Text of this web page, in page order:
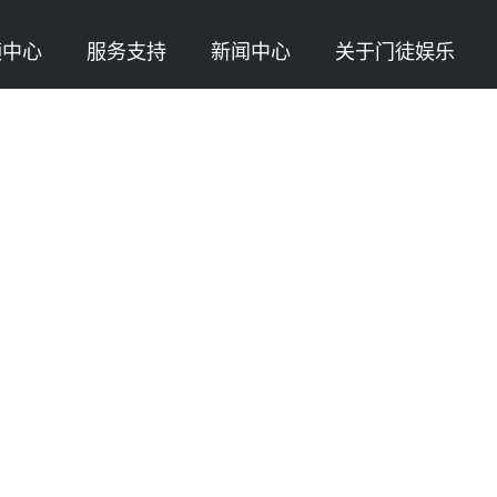
心 服务支持 新闻中心 关于门徒娱乐